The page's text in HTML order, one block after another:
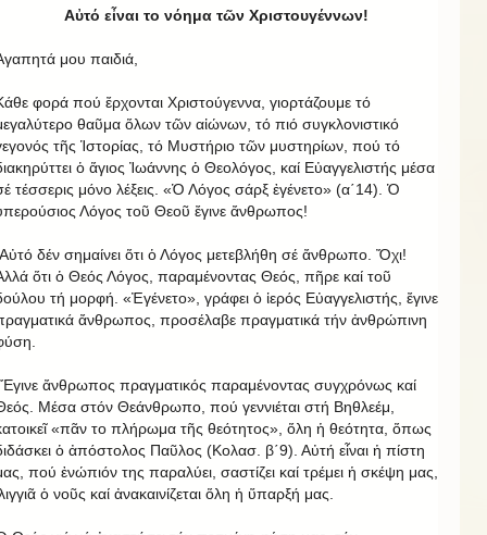
Αὐτό εἶναι το νόημα τῶν Χριστουγέννων!
μου παιδιά,
φορά πού ἔρχονται Χριστούγεννα, γιορτάζουμε τό
θαῦμα ὅλων τῶν αἰώνων, τό πιό συγκλονιστικό
τῆς Ἱστορίας, τό Μυστήριο τῶν μυστηρίων, πού τό
ὁ ἅγιος Ἰωάννης ὁ Θεολόγος, καί Εὐαγγελιστής μέσα
τέσσερις μόνο λέξεις. «Ὁ Λόγος σάρξ ἐγένετο» (α΄14). Ὁ
Λόγος τοῦ Θεοῦ ἔγινε ἄνθρωπος!
δέν σημαίνει ὅτι ὁ Λόγος μετεβλήθη σέ ἄνθρωπο. Ὄχι!
ὅτι ὁ Θεός Λόγος, παραμένοντας Θεός, πῆρε καί τοῦ
τή μορφή. «Ἐγένετο», γράφει ὁ ἱερός Εὐαγγελιστής, ἔγινε
ἄνθρωπος, προσέλαβε πραγματικά τήν ἀνθρώπινη
ἄνθρωπος πραγματικός παραμένοντας συγχρόνως καί
Μέσα στόν Θεάνθρωπο, πού γεννιέται στή Βηθλεέμ,
«πᾶν το πλήρωμα τῆς θεότητος», ὅλη ἡ θεότητα, ὅπως
ὁ ἀπόστολος Παῦλος (Κολασ. β΄9). Αὐτή εἶναι ἡ πίστη
πού ἐνώπιόν της παραλύει, σαστίζει καί τρέμει ἡ σκέψη μας,
ὁ νοῦς καί ἀνακαινίζεται ὅλη ἡ ὕπαρξή μας.